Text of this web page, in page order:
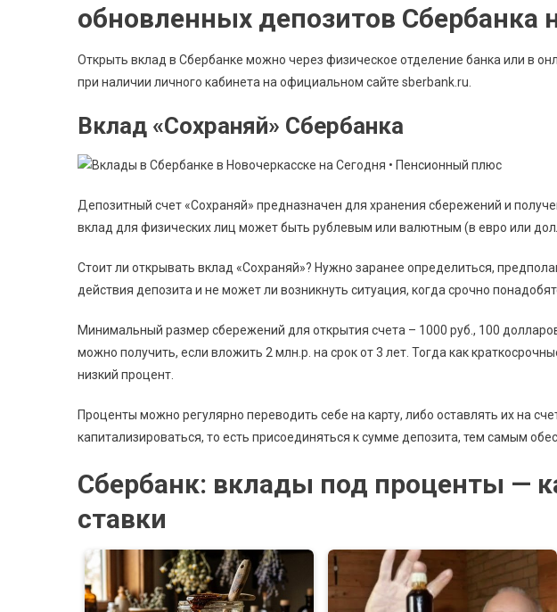
обновленных депозитов Сбербанка
Открыть вклад в Сбербанке можно через физическое отделение банка или в
при наличии личного кабинета на официальном сайте sberbank.ru.
Вклад «Сохраняй» Сбербанка
Депозитный счет «Сохраняй» предназначен для хранения сбережений и
вклад для физических лиц может быть рублевым или валютным (в евро или
Стоит ли открывать вклад «Сохраняй»? Нужно заранее определиться,
действия депозита и не может ли возникнуть ситуация, когда срочно
Минимальный размер сбережений для открытия счета – 1000 руб., 100
можно получить, если вложить 2 млн.р. на срок от 3 лет. Тогда как
низкий процент.
Проценты можно регулярно переводить себе на карту, либо оставлять их на
капитализироваться, то есть присоединяться к сумме депозита, тем самым
Сбербанк: вклады под проценты —
ставки